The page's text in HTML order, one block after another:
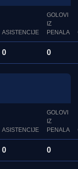
ASISTENCIJE
GOLOVI
IZ
PENALA
0 0
ASISTENCIJE
GOLOVI
IZ
PENALA
0 0